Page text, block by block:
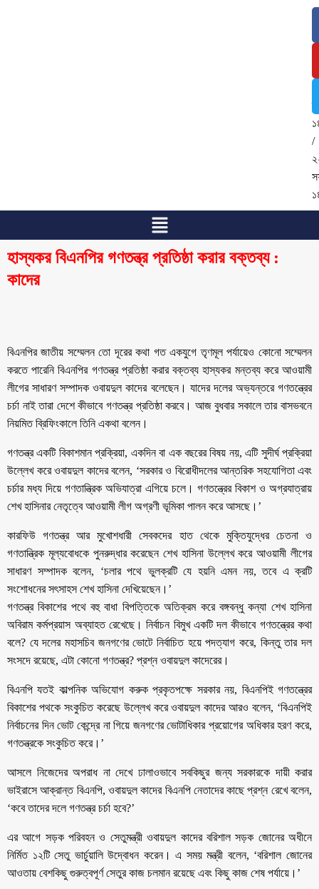
/
হাস্যকর বিএনপির গণতন্ত্র প্রতিষ্ঠা করার বক্তব্য :
কাদের
বিএনপির জাতীয় সম্মেলন তো দূরের কথা গত একযুগে তৃণমূল পর্যায়েও কোনো সম্মেলন
করতে পারেনি বিএনপির গণতন্ত্র প্রতিষ্ঠা করার বক্তব্য হাস্যকর মন্তব্য করে আওয়ামী
লীগের সাধারণ সম্পাদক ওবায়দুল কাদের বলেছেন। যাদের দলের অভ্যন্তরে গণতন্ত্রের
চর্চা নাই তারা দেশে কীভাবে গণতন্ত্র প্রতিষ্ঠা করবে। আজ বুধবার সকালে তার বাসভবনে
নিয়মিত ব্রিফিংকালে তিনি একথা বলেন।
গণতন্ত্র একটি বিকাশমান প্রক্রিয়া, একদিন বা এক বছরের বিষয় নয়, এটি সুদীর্ঘ প্রক্রিয়া
উল্লেখ করে ওবায়দুল কাদের বলেন, ‘সরকার ও বিরোধীদলের আন্তরিক সহযোগিতা এবং
চর্চার মধ্য দিয়ে গণতান্ত্রিক অভিযাত্রা এগিয়ে চলে। গণতন্ত্রের বিকাশ ও অগ্রযাত্রায়
শেখ হাসিনার নেতৃত্বে আওয়ামী লীগ অগ্রণী ভূমিকা পালন করে আসছে।’
কারফিউ গণতন্ত্র আর মুখোশধারী সেবকদের হাত থেকে মুক্তিযুদ্ধের চেতনা ও
গণতান্ত্রিক মূল্যবোধকে পুনরুদ্ধার করেছেন শেখ হাসিনা উল্লেখ করে আওয়ামী লীগের
সাধারণ সম্পাদক বলেন, ‘চলার পথে ভুলক্রটি যে হয়নি এমন নয়, তবে এ ক্রটি
সংশোধনের সৎসাহস শেখ হাসিনা দেখিয়েছেন।’
গণতন্ত্র বিকাশের পথে বহু বাধা বিপত্তিকে অতিক্রম করে বঙ্গবন্ধু কন্যা শেখ হাসিনা
অবিরাম কর্মপ্রয়াস অব্যাহত রেখেছে। নির্বাচন বিমুখ একটি দল কীভাবে গণতন্ত্রের কথা
বলে? যে দলের মহাসচিব জনগণের ভোটে নির্বাচিত হয়ে পদত্যাগ করে, কিন্তু তার দল
সংসদে রয়েছে, এটা কোনো গণতন্ত্র? প্রশ্ন ওবায়দুল কাদেরের।
বিএনপি যতই কাল্পনিক অভিযোগ করুক প্রকৃতপক্ষে সরকার নয়, বিএনপিই গণতন্ত্রের
বিকাশের পথকে সংকুচিত করেছে উল্লেখ করে ওবায়দুল কাদের আরও বলেন, ‘বিএনপিই
নির্বাচনের দিন ভোট কেন্দ্রে না গিয়ে জনগণের ভোটাধিকার প্রয়োগের অধিকার হরণ করে,
গণতন্ত্রকে সংকুচিত করে।’
আসলে নিজেদের অপরাধ না দেখে ঢালাওভাবে সবকিছুর জন্য সরকারকে দায়ী করার
ভাইরাসে আক্রান্ত বিএনপি, ওবায়দুল কাদের বিএনপি নেতাদের কাছে প্রশ্ন রেখে বলেন,
‘কবে তাদের দলে গণতন্ত্র চর্চা হবে?’
এর আগে সড়ক পরিবহন ও সেতুমন্ত্রী ওবায়দুল কাদের বরিশাল সড়ক জোনের অধীনে
নির্মিত ১২টি সেতু ভার্চুয়ালি উদ্বোধন করেন। এ সময় মন্ত্রী বলেন, ‘বরিশাল জোনের
আওতায় বেশকিছু গুরুত্বপূর্ণ সেতুর কাজ চলমান রয়েছে এবং কিছু কাজ শেষ পর্যায়ে।’